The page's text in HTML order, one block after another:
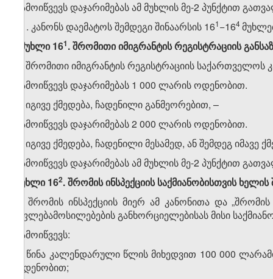
გამოიწვევს დაჯარიმებას ამ მუხლის მე-2 პუნქტით
11. კანონს დაემატოს შემდეგი შინაარსის 16​1−16​4
„მუხლი 16​1. შრომითი იმიგრანტის რეგისტრაციის
1. შრომითი იმიგრანტის რეგისტრაციის
გამოიწვევს დაჯარიმებას 1 000 ლარის ოდენობით.
2. იგივე ქმედება, ჩადენილი განმეორებით, –
გამოიწვევს დაჯარიმებას 2 000 ლარის ოდენობით.
3. იგივე ქმედება, ჩადენილი მესამედ, ან შემდეგ
გამოიწვევს დაჯარიმებას ამ მუხლის მე-2 პუნქტით
მუხლი 16​2. შრომის ინსპექციის საქმიანობისთვის
1. შრომის ინსპექციის მიერ ამ კანონითა და
უფლებამოსილებების განხორციელებისას მისი
გამოიწვევს:
ა) წინა კალენდარული წლის მიხედვით 100 000
ოდენობით;